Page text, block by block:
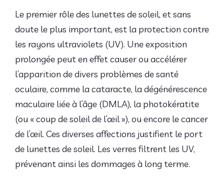
Le premier rôle des lunettes de soleil, et sans
doute le plus important, est la protection contre
les rayons ultraviolets (UV). Une exposition
prolongée peut en effet causer ou accélérer
l’apparition de divers problèmes de santé
oculaire, comme la cataracte, la dégénérescence
maculaire liée à l’âge (DMLA), la photokératite
(ou « coup de soleil de l’œil »), ou encore le cancer
de l’œil. Ces diverses affections justifient le port
de lunettes de soleil. Les verres filtrent les UV,
prévenant ainsi les dommages à long terme.